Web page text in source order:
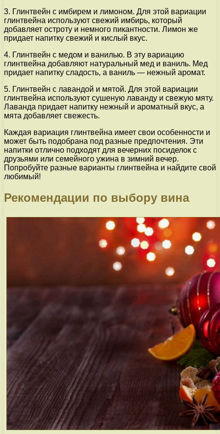
3. Глинтвейн с имбирем и лимоном. Для этой вариации
глинтвейна используют свежий имбирь, который
добавляет остроту и немного пикантности. Лимон же
придает напитку свежий и кислый вкус.
4. Глинтвейн с медом и ванилью. В эту вариацию
глинтвейна добавляют натуральный мед и ваниль. Мед
придает напитку сладость, а ваниль — нежный аромат.
5. Глинтвейн с лавандой и мятой. Для этой вариации
глинтвейна используют сушеную лаванду и свежую мяту.
Лаванда придает напитку нежный и ароматный вкус, а
мята добавляет свежесть.
Каждая вариация глинтвейна имеет свои особенности и
может быть подобрана под разные предпочтения. Эти
напитки отлично подходят для вечерних посиделок с
друзьями или семейного ужина в зимний вечер.
Попробуйте разные варианты глинтвейна и найдите свой
любимый!
Рекомендации по выбору вина